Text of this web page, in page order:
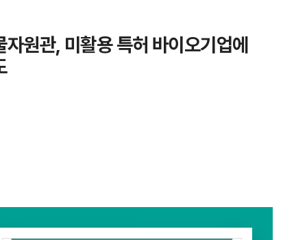
자원관, 미활용 특허 바이오기업에